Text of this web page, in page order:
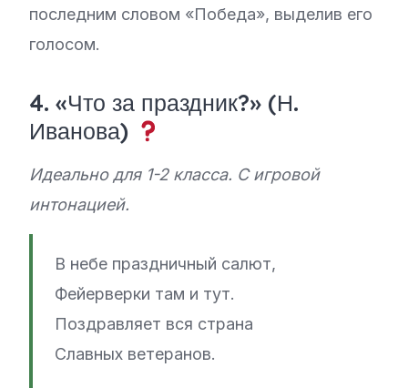
последним словом «Победа», выделив его
голосом.
4. «Что за праздник?» (Н.
Иванова)
Идеально для 1-2 класса. С игровой
интонацией.
В небе праздничный салют,
Фейерверки там и тут.
Поздравляет вся страна
Славных ветеранов.